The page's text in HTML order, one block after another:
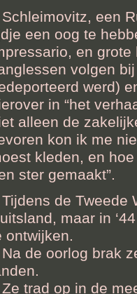
een
een oog te
en
volgen
werd)
in “het
alleen de
kon ik me
kleden, en
ster gemaakt”.
de Tweede
maar in
ontwijken.
de oorlog brak
trad op in de